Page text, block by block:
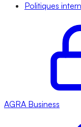
Politiques
AGRA Business